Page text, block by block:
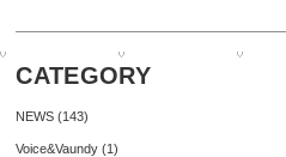
CATEGORY
NEWS (143)
Voice&Vaundy (1)